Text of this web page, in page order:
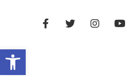
Open toolbar